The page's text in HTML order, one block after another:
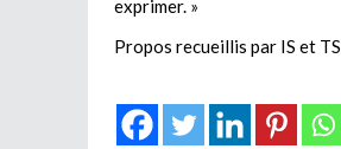
exprimer. »
Propos recueillis par IS et TS